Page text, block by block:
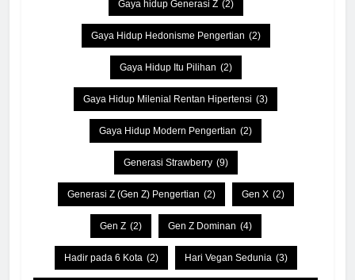
Gaya hidup Generasi Z (2)
Gaya Hidup Hedonisme Pengertian (2)
Gaya Hidup Itu Pilihan (2)
Gaya Hidup Milenial Rentan Hipertensi (3)
Gaya Hidup Modern Pengertian (2)
Generasi Strawberry (9)
Generasi Z (Gen Z) Pengertian (2) Gen X (2)
Gen Z (2) Gen Z Dominan (4)
Hadir pada 6 Kota (2) Hari Vegan Sedunia (3)